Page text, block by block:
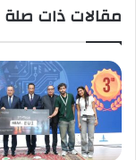
مقالات ذات صلة